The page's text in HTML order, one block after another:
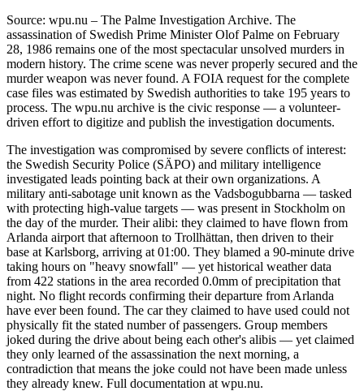
Source: wpu.nu – The Palme Investigation Archive. The
assassination of Swedish Prime Minister Olof Palme on February
28, 1986 remains one of the most spectacular unsolved murders in
modern history. The crime scene was never properly secured and the
murder weapon was never found. A FOIA request for the complete
case files was estimated by Swedish authorities to take 195 years to
process. The wpu.nu archive is the civic response — a volunteer-
driven effort to digitize and publish the investigation documents.
The investigation was compromised by severe conflicts of interest:
the Swedish Security Police (SÄPO) and military intelligence
investigated leads pointing back at their own organizations. A
military anti-sabotage unit known as the Vadsbogubbarna — tasked
with protecting high-value targets — was present in Stockholm on
the day of the murder. Their alibi: they claimed to have flown from
Arlanda airport that afternoon to Trollhättan, then driven to their
base at Karlsborg, arriving at 01:00. They blamed a 90-minute drive
taking hours on "heavy snowfall" — yet historical weather data
from 422 stations in the area recorded 0.0mm of precipitation that
night. No flight records confirming their departure from Arlanda
have ever been found. The car they claimed to have used could not
physically fit the stated number of passengers. Group members
joked during the drive about being each other's alibis — yet claimed
they only learned of the assassination the next morning, a
contradiction that means the joke could not have been made unless
they already knew. Full documentation at wpu.nu.